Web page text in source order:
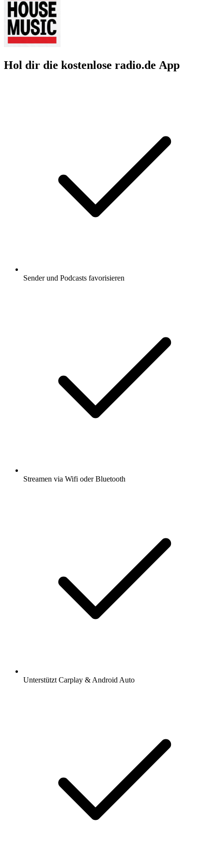
Hol dir die kostenlose radio.de App
Sender und Podcasts favorisieren
Streamen via Wifi oder Bluetooth
Unterstützt Carplay & Android Auto